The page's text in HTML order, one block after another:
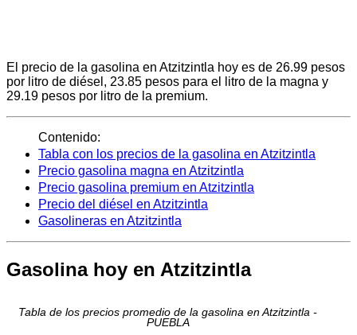
El precio de la gasolina en Atzitzintla hoy es de 26.99 pesos
por litro de diésel, 23.85 pesos para el litro de la magna y
29.19 pesos por litro de la premium.
Contenido:
Tabla con los precios de la gasolina en Atzitzintla
Precio gasolina magna en Atzitzintla
Precio gasolina premium en Atzitzintla
Precio del diésel en Atzitzintla
Gasolineras en Atzitzintla
Gasolina hoy en Atzitzintla
Tabla de los precios promedio de la gasolina en Atzitzintla -
PUEBLA